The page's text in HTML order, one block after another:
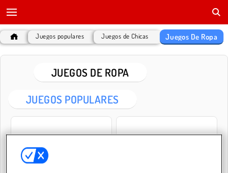
Juegos populares Juegos de Chicas Juegos De Ropa
JUEGOS DE ROPA
JUEGOS POPULARES